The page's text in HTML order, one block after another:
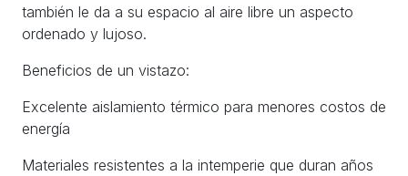
también le da a su espacio al aire libre un aspecto
ordenado y lujoso.
Beneficios de un vistazo:
Excelente aislamiento térmico para menores costos de
energía
Materiales resistentes a la intemperie que duran años